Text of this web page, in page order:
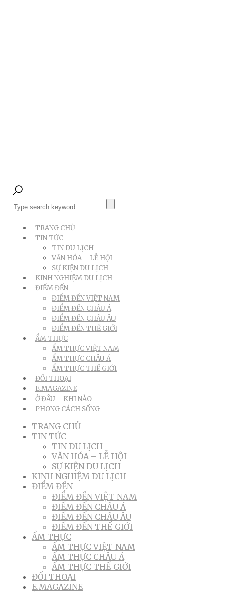
TRANG CHỦ
TIN TỨC
TIN DU LỊCH
VĂN HÓA – LỄ HỘI
SỰ KIỆN DU LỊCH
KINH NGHIỆM DU LỊCH
ĐIỂM ĐẾN
ĐIỂM ĐẾN VIỆT NAM
ĐIỂM ĐẾN CHÂU Á
ĐIỂM ĐẾN CHÂU ÂU
ĐIỂM ĐẾN THẾ GIỚI
ẨM THỰC
ẨM THỰC VIỆT NAM
ẨM THỰC CHÂU Á
ẨM THỰC THẾ GIỚI
ĐỐI THOẠI
E.MAGAZINE
Ở ĐÂU – KHI NÀO
PHONG CÁCH SỐNG
TRANG CHỦ
TIN TỨC
TIN DU LỊCH
VĂN HÓA – LỄ HỘI
SỰ KIỆN DU LỊCH
KINH NGHIỆM DU LỊCH
ĐIỂM ĐẾN
ĐIỂM ĐẾN VIỆT NAM
ĐIỂM ĐẾN CHÂU Á
ĐIỂM ĐẾN CHÂU ÂU
ĐIỂM ĐẾN THẾ GIỚI
ẨM THỰC
ẨM THỰC VIỆT NAM
ẨM THỰC CHÂU Á
ẨM THỰC THẾ GIỚI
ĐỐI THOẠI
E.MAGAZINE